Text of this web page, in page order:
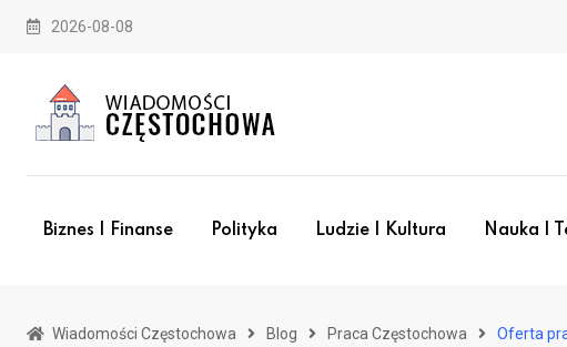
Skip
2026-08-08
Biznes I Finanse Polityka Ludzie I Kultura Nauka I
Wiadomości Częstochowa Blog Praca Częstochowa Oferta